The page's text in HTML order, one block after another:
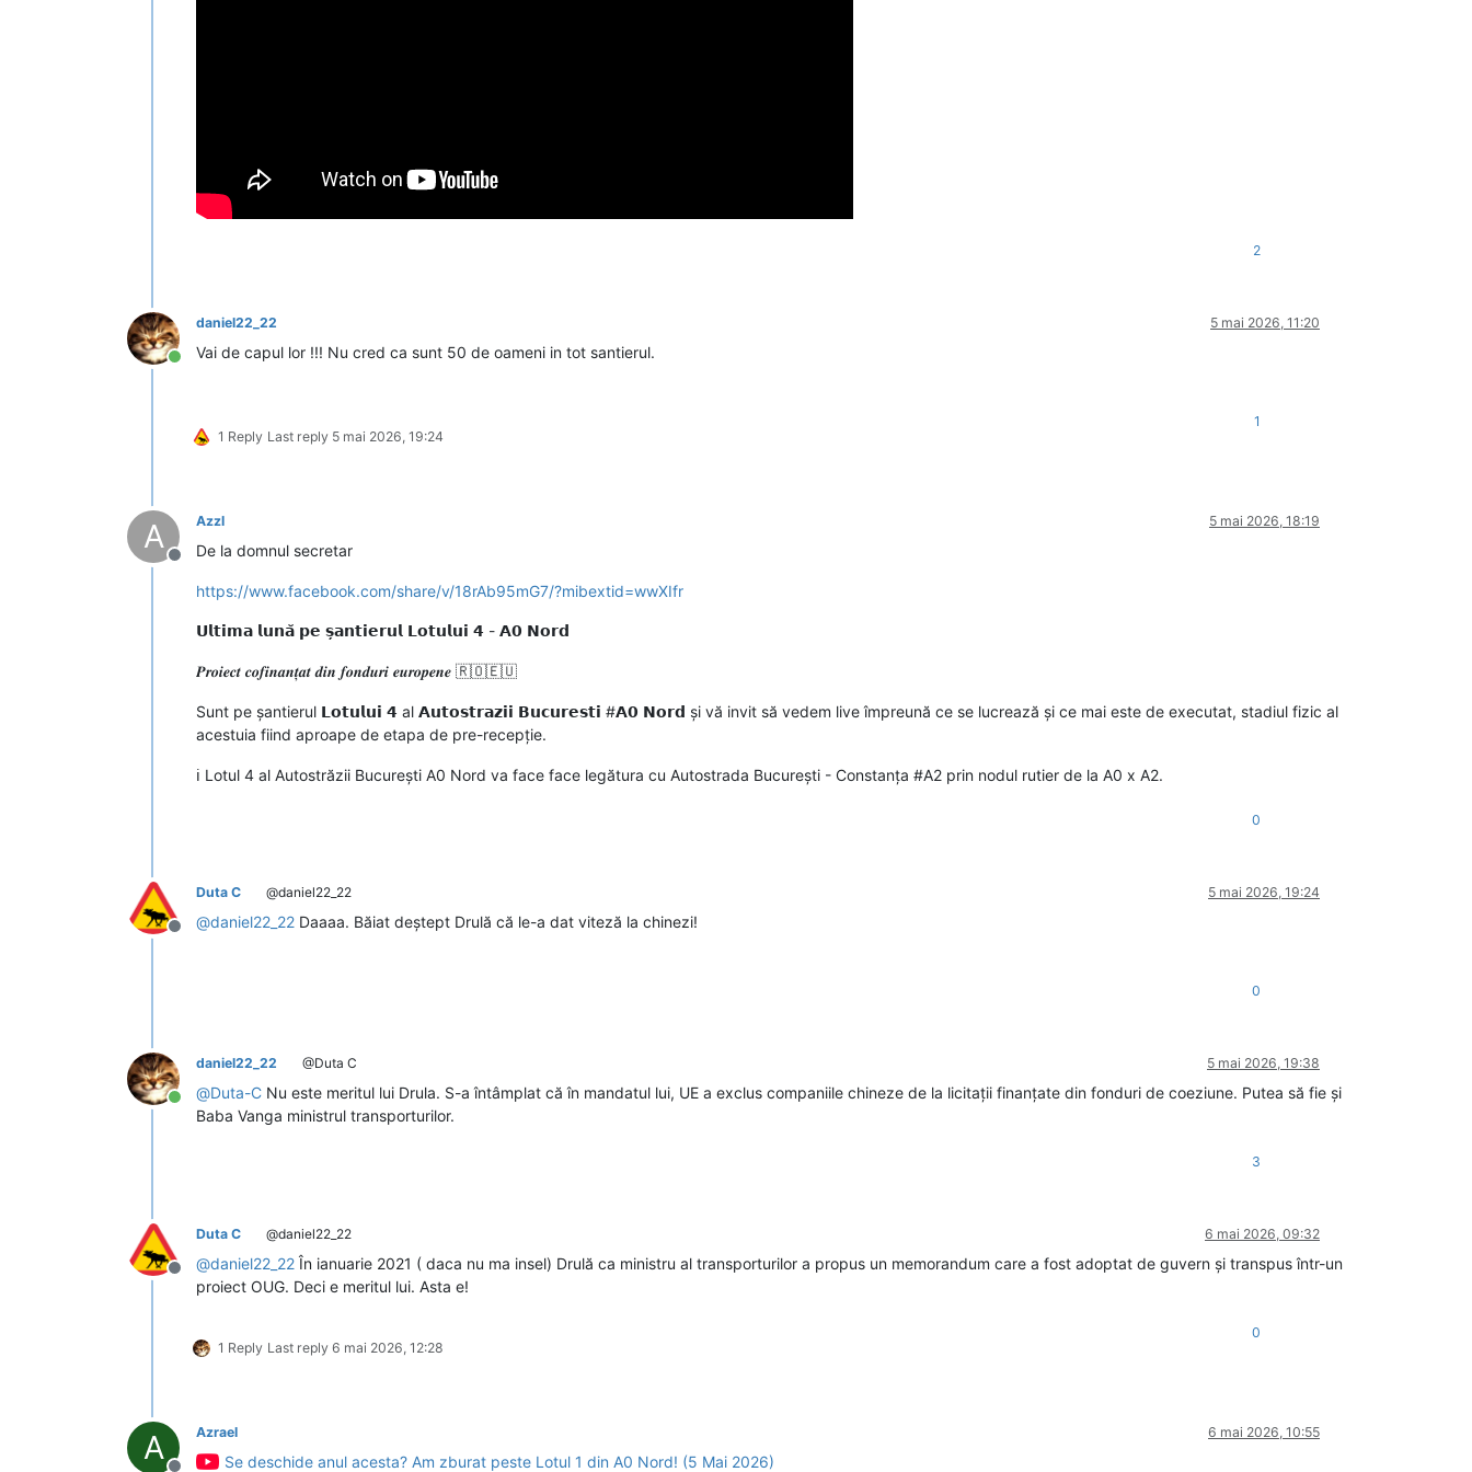
2
Conectat
daniel22_22 5 mai 2026, 11:20
Vai de capul lor !!! Nu cred ca sunt 50 de oameni in tot santierul.
1 Reply Last reply 5 mai 2026, 19:24
1
A
Deconectat
Azzl 5 mai 2026, 18:19
De la domnul secretar
https://www.facebook.com/share/v/18rAb95mG7/?mibextid=wwXIfr
𝗨𝗹𝘁𝗶𝗺𝗮 𝗹𝘂𝗻𝗮̆ 𝗽𝗲 𝘀̦𝗮𝗻𝘁𝗶𝗲𝗿𝘂𝗹 𝗟𝗼𝘁𝘂𝗹𝘂𝗶 𝟰 - 𝗔𝟬 𝗡𝗼𝗿𝗱
𝑷𝒓𝒐𝒊𝒆𝒄𝒕 𝒄𝒐𝒇𝒊𝒏𝒂𝒏𝒕̦𝒂𝒕 𝒅𝒊𝒏 𝒇𝒐𝒏𝒅𝒖𝒓𝒊 𝒆𝒖𝒓𝒐𝒑𝒆𝒏𝒆 🇷🇴🇪🇺
Sunt pe șantierul 𝗟𝗼𝘁𝘂𝗹𝘂𝗶 𝟰 al 𝗔𝘂𝘁𝗼𝘀𝘁𝗿𝗮𝘇𝗶𝗶 𝗕𝘂𝗰𝘂𝗿𝗲𝘀𝘁𝗶 #𝗔𝟬 𝗡𝗼𝗿𝗱 și vă invit să vedem live împreună ce se lucrează și ce mai este de executat, stadiul fizic al
acestuia fiind aproape de etapa de pre-recepție.
ℹ️ Lotul 4 al Autostrăzii București A0 Nord va face face legătura cu Autostrada București - Constanța #A2 prin nodul rutier de la A0 x A2.
0
Deconectat
Duta C @daniel22_22 5 mai 2026, 19:24
@daniel22_22 Daaaa. Băiat deștept Drulă că le-a dat viteză la chinezi!
0
Conectat
daniel22_22 @Duta C 5 mai 2026, 19:38
@Duta-C Nu este meritul lui Drula. S-a întâmplat că în mandatul lui, UE a exclus companiile chineze de la licitații finanțate din fonduri de coeziune. Putea să fie și
Baba Vanga ministrul transporturilor.
3
Deconectat
Duta C @daniel22_22 6 mai 2026, 09:32
@daniel22_22 În ianuarie 2021 ( daca nu ma insel) Drulă ca ministru al transporturilor a propus un memorandum care a fost adoptat de guvern și transpus într-un
proiect OUG. Deci e meritul lui. Asta e!
1 Reply Last reply 6 mai 2026, 12:28
0
A Azrael 6 mai 2026, 10:55
Se deschide anul acesta? Am zburat peste Lotul 1 din A0 Nord! (5 Mai 2026)